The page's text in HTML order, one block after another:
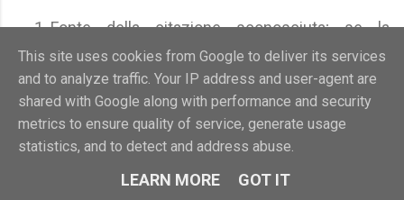
Fonte della citazione sconosciuta; se la
conosci, segnalala ad Aforismario.
Vedi anche aforismi, frasi e citazioni su:Bocca
Chiusa-Lingua-Labbra-Denti-Bacio
Anatomia
This site uses cookies from Google to deliver its services
and to analyze traffic. Your IP address and user-agent are
shared with Google along with performance and security
metrics to ensure quality of service, generate usage
statistics, and to detect and address abuse.
LEARN MORE GOT IT